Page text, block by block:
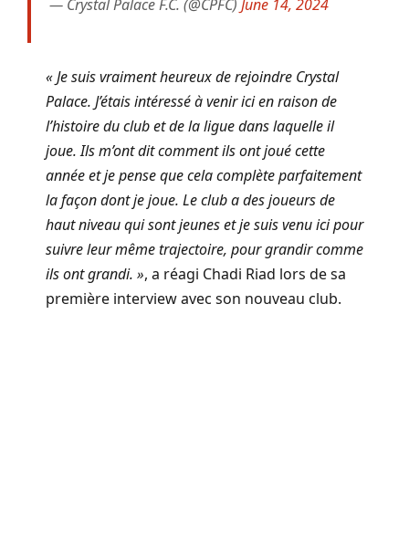
— Crystal Palace F.C. (@CPFC) June 14, 2024
« Je suis vraiment heureux de rejoindre Crystal
Palace. J’étais intéressé à venir ici en raison de
l’histoire du club et de la ligue dans laquelle il
joue. Ils m’ont dit comment ils ont joué cette
année et je pense que cela complète parfaitement
la façon dont je joue. Le club a des joueurs de
haut niveau qui sont jeunes et je suis venu ici pour
suivre leur même trajectoire, pour grandir comme
ils ont grandi. », a réagi Chadi Riad lors de sa
première interview avec son nouveau club.